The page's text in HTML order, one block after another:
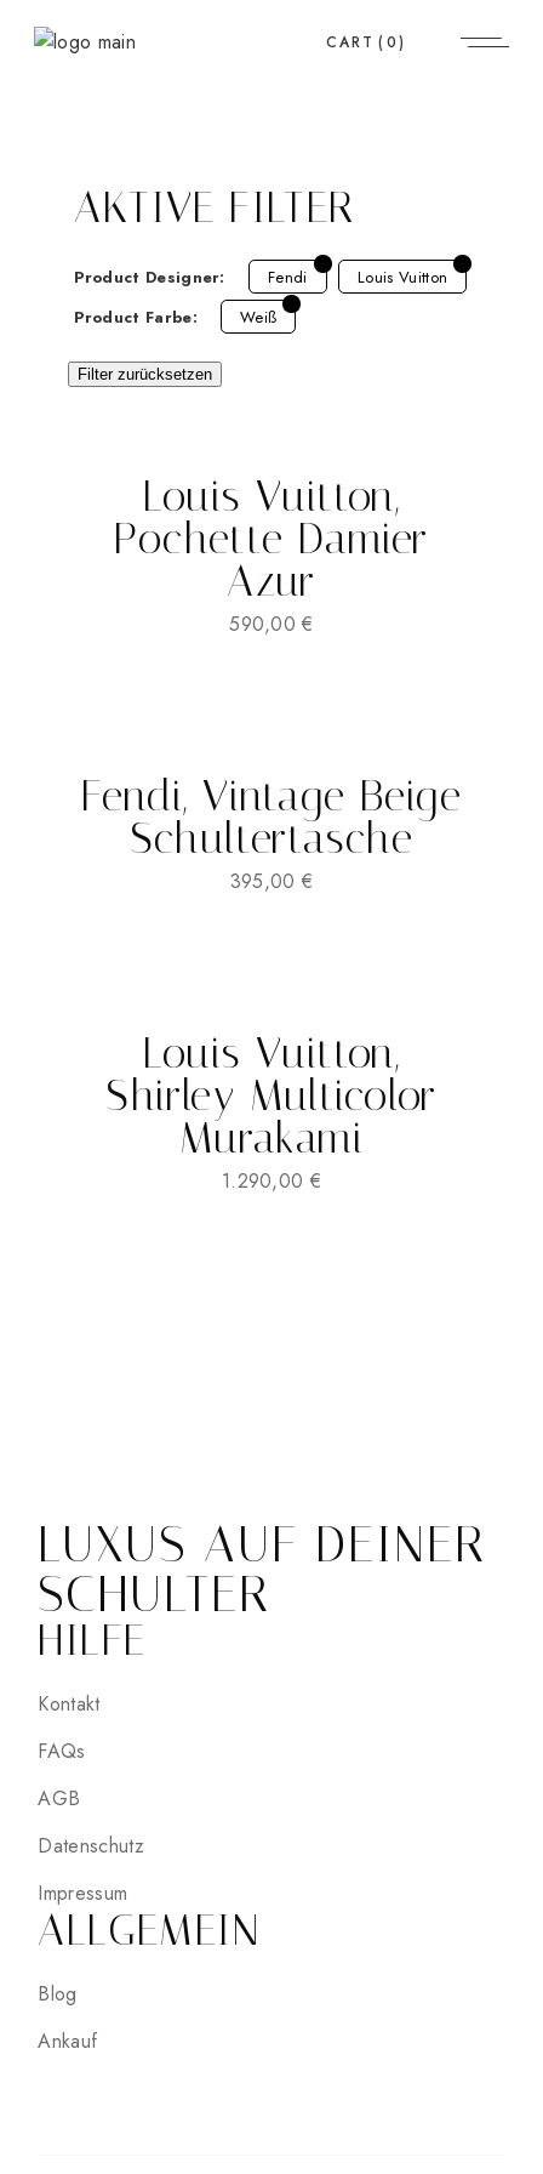
CART (0)
AKTIVE FILTER
Product Designer: Fendi
Louis Vuitton
Product Farbe:
Weiß
Filter zurücksetzen
Louis Vuitton,
Pochette Damier
Azur
590,00€
Fendi, Vintage Beige
Schultertasche
395,00 €
Louis Vuitton,
Shirley Multicolor
Murakami
1.290,00 €
LUXUS AUF DEINER
SCHULTER
HILFE
Kontakt
FAQs
AGB
Datenschutz
Impressum
ALLGEMEIN
Blog
Ankauf